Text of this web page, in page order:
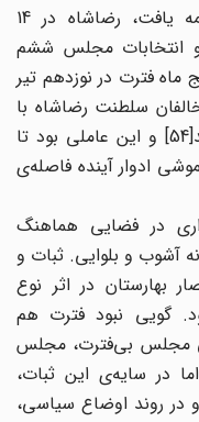
مجلس پنجم در 22 بهمن 1304 خاتمه یافت، رضاشاه در 14
کرد و انتخابات مجلس ششم
فترت در نوزدهم تیر
سلطنت رضاشاه با
شمار بالایی از آراء به مجلس راه یافتند[54] و این عاملی بود تا
آینده فاصله‌ی
در فضایی هماهنگ
و بلوایی. ثبات و
در اثر نوع
گویی نبود فترت هم
مجلس بی‌فترت، مجلس
در سایه‌ی این ثبات،
روند اوضاع سیاسی،